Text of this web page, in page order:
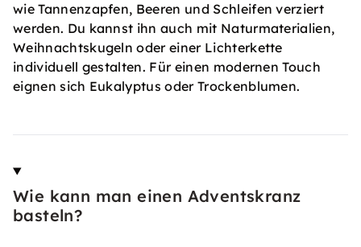
wie Tannenzapfen, Beeren und Schleifen verziert
werden. Du kannst ihn auch mit Naturmaterialien,
Weihnachtskugeln oder einer Lichterkette
individuell gestalten. Für einen modernen Touch
eignen sich Eukalyptus oder Trockenblumen.
Wie kann man einen Adventskranz
basteln?